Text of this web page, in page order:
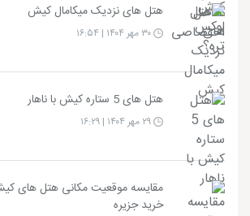
هتل های نزدیک میکامال کیش
هتل های 5 ستاره کیش با ناهار
مقایسه موقعیت مکانی هتل های
خرید جزیره